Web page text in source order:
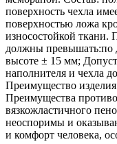
поверхность чехла
поверхностью ложа
износостойкой ткани.
должны
высоте ± 15 мм;
наполнителя и чехла
Преимущество
Преимущества
вязкожластичного
неоспоримы и
и комфорт человека,